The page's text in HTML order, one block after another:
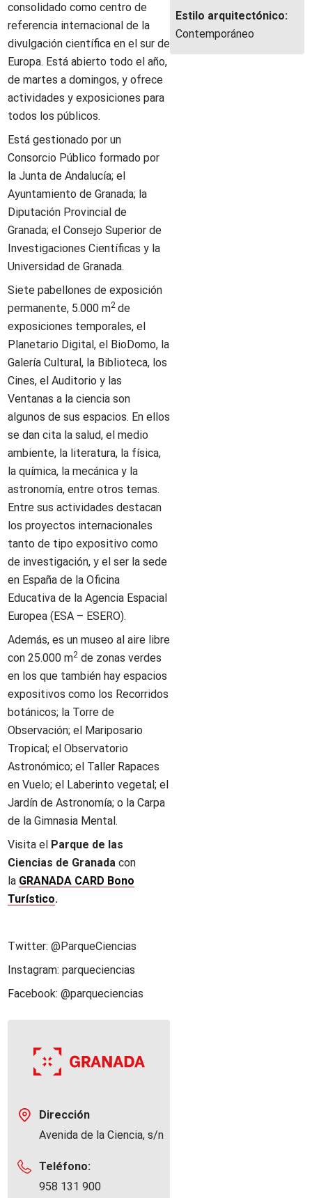
consolidado como centro de
referencia internacional de la
divulgación científica en el sur de
Europa. Está abierto todo el año,
de martes a domingos, y ofrece
actividades y exposiciones para
todos los públicos.
Está gestionado por un
Consorcio Público formado por
la Junta de Andalucía; el
Ayuntamiento de Granada; la
Diputación Provincial de
Granada; el Consejo Superior de
Investigaciones Científicas y la
Universidad de Granada.
Siete pabellones de exposición
permanente, 5.000 m2 de
exposiciones temporales, el
Planetario Digital, el BioDomo, la
Galería Cultural, la Biblioteca, los
Cines, el Auditorio y las
Ventanas a la ciencia son
algunos de sus espacios. En ellos
se dan cita la salud, el medio
ambiente, la literatura, la física,
la química, la mecánica y la
astronomía, entre otros temas.
Entre sus actividades destacan
los proyectos internacionales
tanto de tipo expositivo como
de investigación, y el ser la sede
en España de la Oficina
Educativa de la Agencia Espacial
Europea (ESA – ESERO).
Además, es un museo al aire libre
con 25.000 m2 de zonas verdes
en los que también hay espacios
expositivos como los Recorridos
botánicos; la Torre de
Observación; el Mariposario
Tropical; el Observatorio
Astronómico; el Taller Rapaces
en Vuelo; el Laberinto vegetal; el
Jardín de Astronomía; o la Carpa
de la Gimnasia Mental.
Visita el Parque de las
Ciencias de Granada con
la GRANADA CARD Bono
Turístico.
Twitter:@ParqueCiencias
Instagram: parqueciencias
Facebook: @parqueciencias
Dirección
Avenida de la Ciencia, s/n
Teléfono:
958 131 900
Estilo arquitectónico:
Contemporáneo